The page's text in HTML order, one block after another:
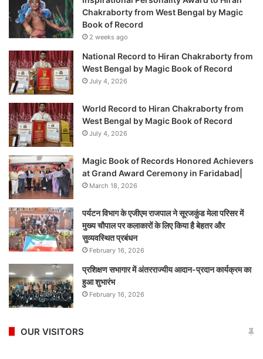
Chakraborty from West Bengal by Magic
Book of Record
2 weeks ago
National Record to Hiran Chakraborty from
West Bengal by Magic Book of Record
July 4, 2026
World Record to Hiran Chakraborty from
West Bengal by Magic Book of Record
July 4, 2026
Magic Book of Records Honored Achievers
at Grand Award Ceremony in Faridabad|
March 18, 2026
पर्यटन विभाग के एजीएम राजपाल ने सूरजकुंड मेला परिसर में
मुख्य चौपाल पर कलाकारों के लिए किया है बेहतर और
सुव्यवस्थित प्रबंधन
February 16, 2026
प्रशिक्षण सभागार में अंतरराज्यीय आदान-प्रदान कार्यक्रम का
हुआ शुभारंभ
February 16, 2026
OUR VISITORS